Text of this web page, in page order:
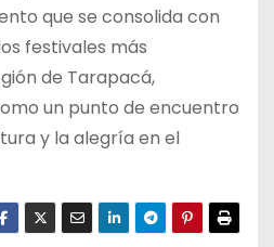
que se consolida con
festivales más
de Tarapacá,
un punto de encuentro
y la alegría en el